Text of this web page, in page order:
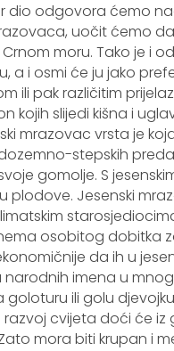
dio odgovora ćemo
uočit ćemo
moru. Tako je i
a i osmi će ju jako
ili pak različitim
kojih slijedi kišna i
mrazovac vrsta je
stepskih
gomolje. S
plodove. Jesenski
osobitog dobitka
da ih u
imena u
ili golu
cvijeta doći će iz
mora biti krupan i